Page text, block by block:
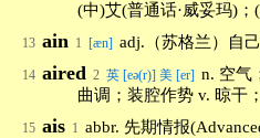
(中)艾(普通话·威妥玛)；
13 ain 1 [æn] adj.（苏格兰）自
14 aired 2 英 [eə(r)] 美 [er] n. 空气
曲调；装腔作势 v. 晾干
15 ais 1 abbr. 先期情报